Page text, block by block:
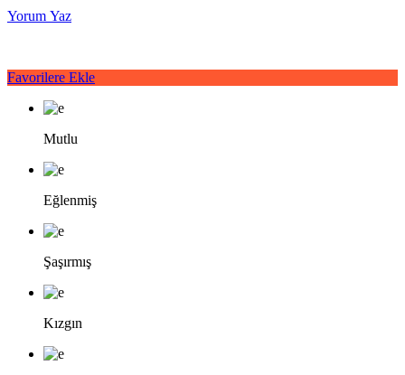
Yorum Yaz
Favorilere Ekle
Mutlu
Eğlenmiş
Şaşırmış
Kızgın